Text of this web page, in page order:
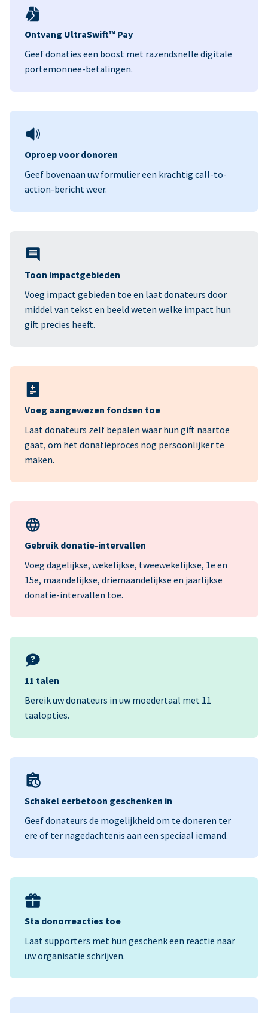
Ontvang UltraSwift™ Pay
Geef donaties een boost met razendsnelle digitale
portemonnee-betalingen.
Oproep voor donoren
Geef bovenaan uw formulier een krachtig call-to-
action-bericht weer.
Toon impactgebieden
Voeg impact gebieden toe en laat donateurs door
middel van tekst en beeld weten welke impact hun
gift precies heeft.
Voeg aangewezen fondsen toe
Laat donateurs zelf bepalen waar hun gift naartoe
gaat, om het donatieproces nog persoonlijker te
maken.
Gebruik donatie-intervallen
Voeg dagelijkse, wekelijkse, tweewekelijkse, 1e en
15e, maandelijkse, driemaandelijkse en jaarlijkse
donatie-intervallen toe.
11 talen
Bereik uw donateurs in uw moedertaal met 11
taalopties.
Schakel eerbetoon geschenken in
Geef donateurs de mogelijkheid om te doneren ter
ere of ter nagedachtenis aan een speciaal iemand.
Sta donorreacties toe
Laat supporters met hun geschenk een reactie naar
uw organisatie schrijven.